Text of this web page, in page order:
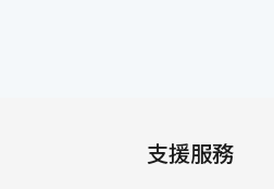
證券股份有限公
有限公
支援服務